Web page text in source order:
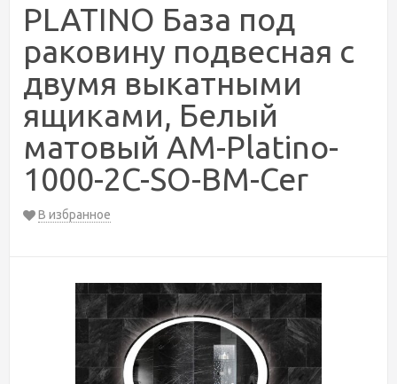
PLATINO База под
раковину подвесная с
двумя выкатными
ящиками, Белый
матовый AM-Platino-
1000-2C-SO-BM-Cer
В избранное